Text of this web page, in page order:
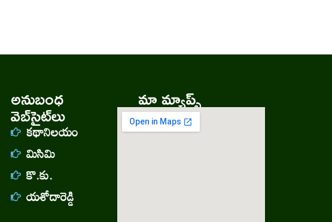
అనుబంధ
వెబ్‌సైట్‌లు
కథానిలయం
మిసిమి
కొ.కు.
యశోదారెడ్డి
మా మ్యాప్స్